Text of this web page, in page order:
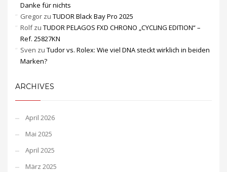
Danke für nichts
Gregor zu TUDOR Black Bay Pro 2025
Rolfzu TUDOR PELAGOS FXD CHRONO „CYCLING EDITION“ –
Ref. 25827KN
Sven zu Tudor vs. Rolex: Wie viel DNA steckt wirklich in beiden
Marken?
ARCHIVES
April 2026
Mai 2025
April 2025
März 2025